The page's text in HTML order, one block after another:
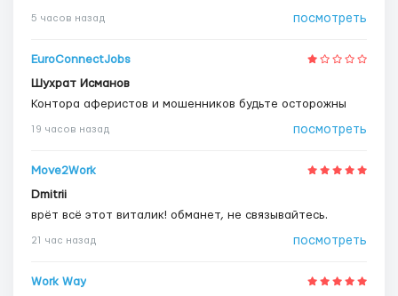
5 часов назад посмотреть
EuroConnectJobs
Шухрат Исманов
Контора аферистов и мошенников будьте осторожны
19 часов назад посмотреть
Move2Work
Dmitrii
врёт всё этот виталик! обманет, не связывайтесь.
21 час назад посмотреть
Work Way